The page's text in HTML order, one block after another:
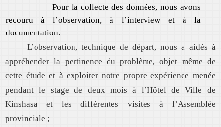
Pour la collecte des données, nous avons
recouru à l’observation, à l’interview et à la
documentation.
L’observation, technique de départ, nous a aidés à
appréhender la pertinence du problème, objet même de
cette étude et à exploiter notre propre expérience menée
pendant le stage de deux mois à l’Hôtel de Ville de
Kinshasa et les différentes visites à l’Assemblée
provinciale ;